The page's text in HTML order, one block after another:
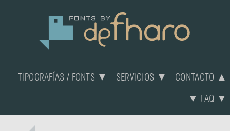
TIPOGRAFÍAS / FONTS ▼ SERVICIOS ▼ CONTACTO ▲
▼ FAQ ▼